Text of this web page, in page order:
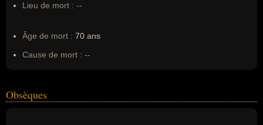
Lieu de mort : --
Âge de mort : 70 ans
Cause de mort : --
Obsèques